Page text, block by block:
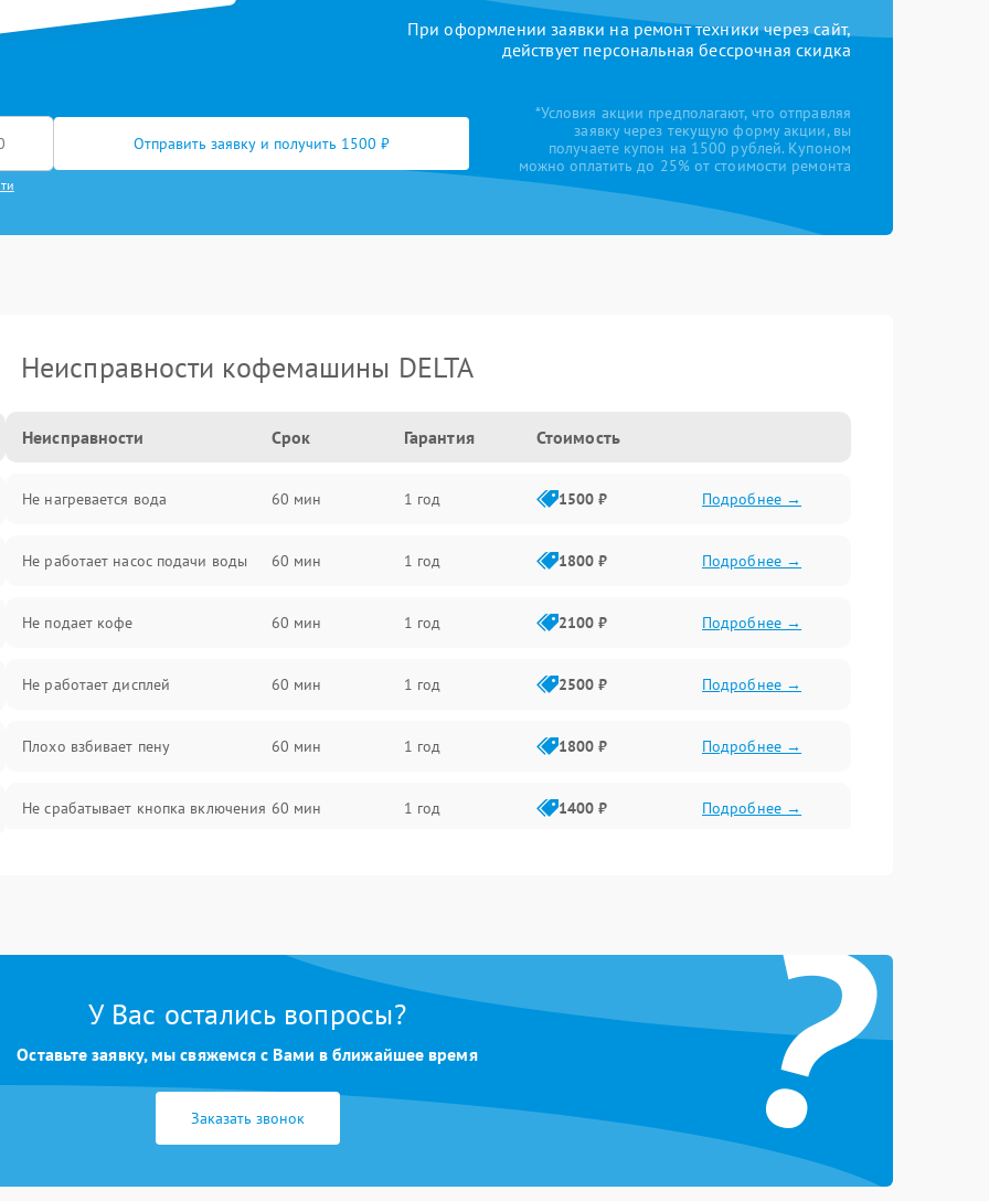
При оформлении заявки на ремонт техники через сайт,
действует персональная бессрочная скидка
Отправить заявку и получить 1500 ₽
*Условия акции предполагают, что отправляя
заявку через текущую форму акции, вы
получаете купон на 1500 рублей. Купоном
можно оплатить до 25% от стоимости ремонта
Неисправности кофемашины DELTA
Неисправности Срок Гарантия Стоимость
Не нагревается вода 60 мин 1 год 1500 ₽ Подробнее →
Не работает насос подачи воды 60 мин 1 год 1800 ₽ Подробнее →
Не подает кофе 60 мин 1 год 2100 ₽ Подробнее →
Не работает дисплей 60 мин 1 год 2500 ₽ Подробнее →
Плохо взбивает пену 60 мин 1 год 1800 ₽ Подробнее →
Не срабатывает кнопка включения 60 мин 1 год 1400 ₽ Подробнее →
?
У Вас остались вопросы?
Оставьте заявку, мы свяжемся с Вами в ближайшее время
Заказать звонок